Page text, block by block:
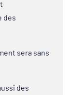
des
sera sans
des